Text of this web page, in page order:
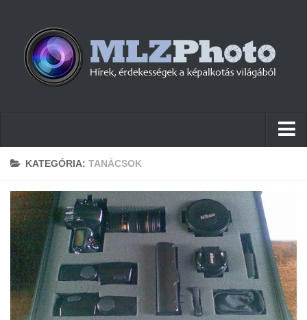
Hírek
Cikkek
Szoftver
Firmware
Tudástár
Tanácsok
KATEGÓRIA: TANÁCSOK